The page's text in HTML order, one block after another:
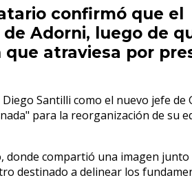
confirmó que el
Adorni, luego de
atraviesa por
Santilli como el nuevo jefe de
para la reorganización de su
donde compartió una imagen junto
destinado a delinear los